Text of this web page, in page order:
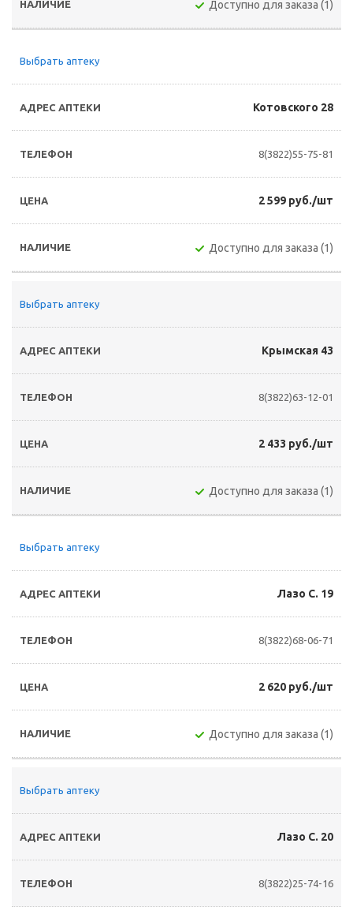
Доступно для заказа (1)
Выбрать аптеку
Котовского 28
8(3822)55-75-81
2 599 руб./шт
Доступно для заказа (1)
Выбрать аптеку
Крымская 43
8(3822)63-12-01
2 433 руб./шт
Доступно для заказа (1)
Выбрать аптеку
Лазо С. 19
8(3822)68-06-71
2 620 руб./шт
Доступно для заказа (1)
Выбрать аптеку
Лазо С. 20
8(3822)25-74-16